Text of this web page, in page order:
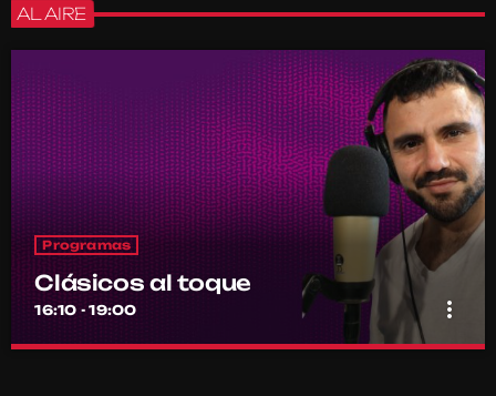
AL AIRE
Programas
Clásicos al toque
16:10 - 19:00 more_vert